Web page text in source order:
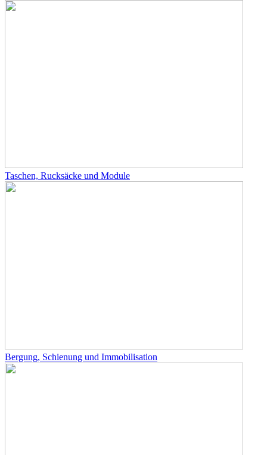
Taschen, Rucksäcke und Module
Bergung, Schienung und Immobilisation